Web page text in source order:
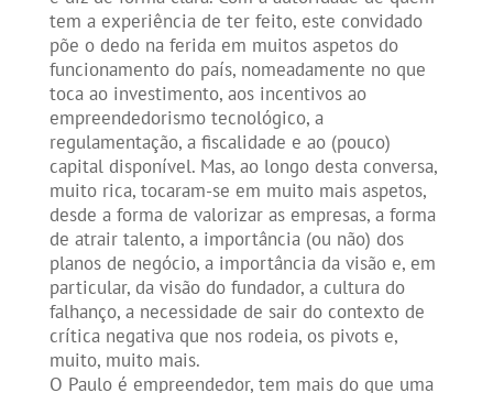
tem a experiência de ter feito, este convidado
põe o dedo na ferida em muitos aspetos do
funcionamento do país, nomeadamente no que
toca ao investimento, aos incentivos ao
empreendedorismo tecnológico, a
regulamentação, a fiscalidade e ao (pouco)
capital disponível. Mas, ao longo desta conversa,
muito rica, tocaram-se em muito mais aspetos,
desde a forma de valorizar as empresas, a forma
de atrair talento, a importância (ou não) dos
planos de negócio, a importância da visão e, em
particular, da visão do fundador, a cultura do
falhanço, a necessidade de sair do contexto de
crítica negativa que nos rodeia, os pivots e,
muito, muito mais.
O Paulo é empreendedor, tem mais do que uma